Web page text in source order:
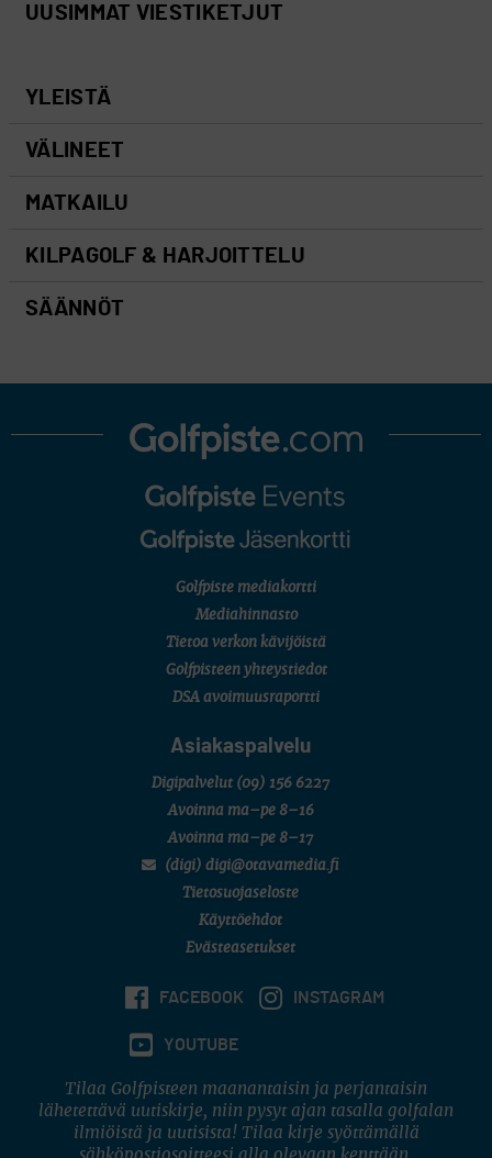
UUSIMMAT VIESTIKETJUT
YLEISTÄ
VÄLINEET
MATKAILU
KILPAGOLF & HARJOITTELU
SÄÄNNÖT
Golfpiste mediakortti
Mediahinnasto
Tietoa verkon kävijöistä
Golfpisteen yhteystiedot
DSA avoimuusraportti
Asiakaspalvelu
Digipalvelut (09) 156 6227
Avoinna ma–pe 8–16
Avoinna ma–pe 8–17
(digi) digi@otavamedia.fi
Tietosuojaseloste
Käyttöehdot
Evästeasetukset
FACEBOOK INSTAGRAM
YOUTUBE
Tilaa Golfpisteen maanantaisin ja perjantaisin
lähetettävä uutiskirje, niin pysyt ajan tasalla golfalan
ilmiöistä ja uutisista! Tilaa kirje syöttämällä
sähköpostiosoitteesi alla olevaan kenttään.